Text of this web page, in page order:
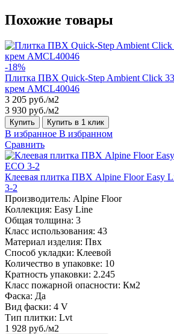
Похожие товары
-18%
Плитка ПВХ Quick-Step Ambient Click 33
крем AMCL40046
3 205 руб./м2
3 930 руб./м2
Купить Купить в 1 клик
В избранное В избранном
Сравнить
Клеевая плитка ПВХ Alpine Floor Easy
3-2
Производитель: Alpine Floor
Коллекция: Easy Line
Общая толщина: 3
Класс использования: 43
Материал изделия: Пвх
Способ укладки: Клеевой
Количество в упаковке: 10
Кратность упаковки: 2.245
Класс пожарной опасности: Км2
Фаска: Да
Вид фаски: 4 V
Тип плитки: Lvt
1 928 руб./м2